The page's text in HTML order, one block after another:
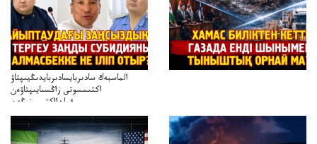
الماسبەك سادىربايسادىربايدىڭيىپتاۋ
اكتىسسوتى زاڭسىايىپتاۋەن
قولدااكتىسىنىڭەن
ميلليونزاڭسىزدىعىمەنقولدانوسىرىلگەنميلليوندار